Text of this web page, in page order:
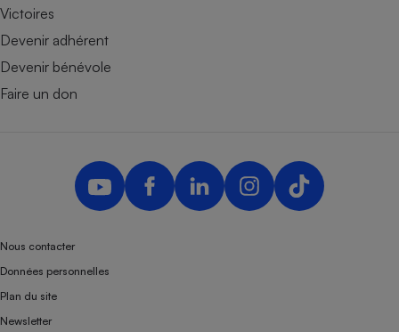
Victoires
Devenir adhérent
Devenir bénévole
Faire un don
Nous contacter
Données personnelles
Plan du site
Newsletter